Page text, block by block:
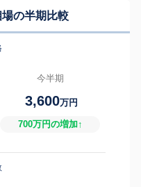
の半期比較
今半期
3,600万円
700万円の増加↑